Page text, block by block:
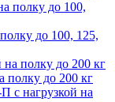
до 100, 125,
полку до 200 кг